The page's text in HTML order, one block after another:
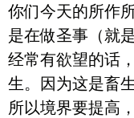
你们今天的所作
是在做圣事（就
经常有欲望的话
生。因为这是畜
所以境界要提高